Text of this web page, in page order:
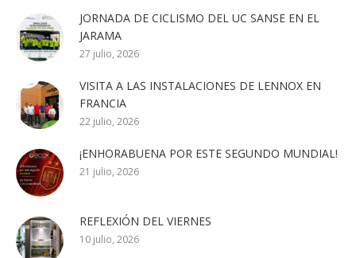
JORNADA DE CICLISMO DEL UC SANSE EN EL
JARAMA
27 julio, 2026
VISITA A LAS INSTALACIONES DE LENNOX EN
FRANCIA
22 julio, 2026
¡ENHORABUENA POR ESTE SEGUNDO MUNDIAL!
21 julio, 2026
REFLEXIÓN DEL VIERNES
10 julio, 2026